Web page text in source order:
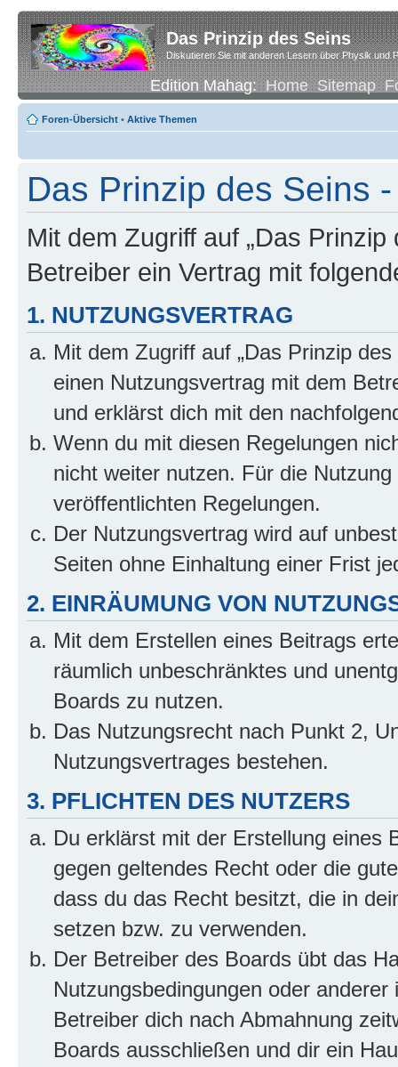
Das Prinzip des Seins
Diskutieren Sie mit anderen Lesern über Physik und
Edition Mahag:Home Sitemap
Foren-Übersicht • Aktive Themen
Das Prinzip des Seins
Mit dem Zugriff auf „Das
Betreiber ein Vertrag mit
1. NUTZUNGSVERTRAG
Mit dem Zugriff auf „Das Prinzip
einen Nutzungsvertrag mit dem
und erklärst dich mit den
Wenn du mit diesen Regelungen
nicht weiter nutzen. Für die
veröffentlichten Regelungen.
Der Nutzungsvertrag wird auf
Seiten ohne Einhaltung einer Frist
2. EINRÄUMUNG VON
Mit dem Erstellen eines Beitrags
räumlich unbeschränktes und
Boards zu nutzen.
Das Nutzungsrecht nach Punkt 2,
Nutzungsvertrages bestehen.
3. PFLICHTEN DES NUTZERS
Du erklärst mit der Erstellung eines
gegen geltendes Recht oder die
dass du das Recht besitzt, die in
setzen bzw. zu verwenden.
Der Betreiber des Boards übt das
Nutzungsbedingungen oder
Betreiber dich nach Abmahnung
Boards ausschließen und dir ein